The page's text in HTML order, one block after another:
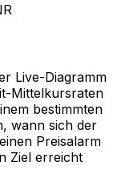
Live-Diagramm
Mittelkursraten
bestimmten
wann sich der
Preisalarm
Ziel erreicht